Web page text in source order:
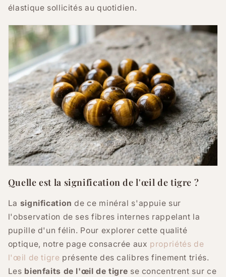
élastique sollicités au quotidien.
Quelle est la signification de l'œil de tigre ?
La signification de ce minéral s'appuie sur
l'observation de ses fibres internes rappelant la
pupille d'un félin. Pour explorer cette qualité
optique, notre page consacrée aux propriétés de
l'œil de tigre présente des calibres finement triés.
Les bienfaits de l'œil de tigre se concentrent sur ce